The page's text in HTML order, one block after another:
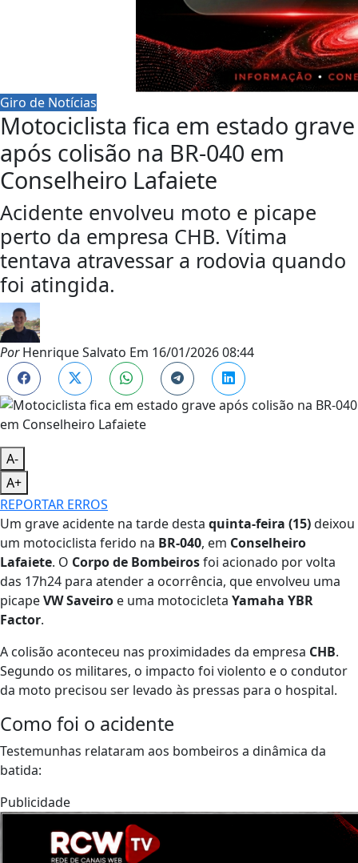
Giro de Notícias
Motociclista fica em estado grave
após colisão na BR-040 em
Conselheiro Lafaiete
Acidente envolveu moto e picape
perto da empresa CHB. Vítima
tentava atravessar a rodovia quando
foi atingida.
PorHenrique Salvato Em 16/01/2026 08:44
A-
A+
REPORTAR ERROS
Um grave acidente na tarde desta quinta-feira (15)deixou
um motociclista ferido na BR-040, em Conselheiro
Lafaiete. O Corpo de Bombeirosfoi acionado por volta
das 17h24 para atender a ocorrência, que envolveu uma
picapeVW Saveiro e uma motocicleta Yamaha YBR
Factor.
A colisão aconteceu nas proximidades da empresa CHB.
Segundo os militares, o impacto foi violento e o condutor
da moto precisou ser levado às pressas para o hospital.
Como foi o acidente
Testemunhas relataram aos bombeiros a dinâmica da
batida:
Publicidade